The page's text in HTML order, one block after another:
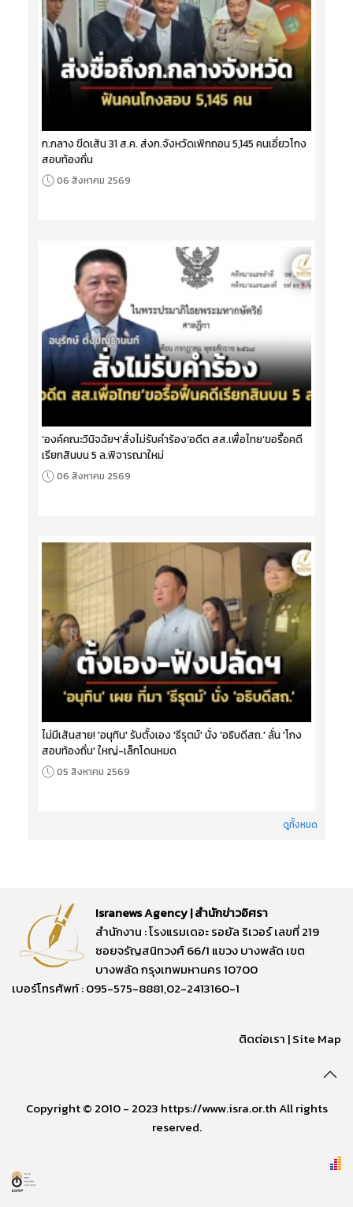
ก.กลาง ขีดเส้น 31 ส.ค. ส่งก.จังหวัดเพิกถอน 5,145 คนเอี่ยวโกง
สอบท้องถิ่น
06 สิงหาคม 2569
‘องค์คณะวินิจฉัยฯ’สั่งไม่รับคำร้อง‘อดีต สส.เพื่อไทย’ขอรื้อคดี
เรียกสินบน 5 ล.พิจารณาใหม่
06 สิงหาคม 2569
ไม่มีเส้นสาย! 'อนุทิน' รับตั้งเอง 'ธีรุตม์' นั่ง 'อธิบดีสถ.' ลั่น 'โกง
สอบท้องถิ่น' ใหญ่-เล็กโดนหมด
05 สิงหาคม 2569
ดูทั้งหมด
Isranews Agency | สำนักข่าวอิศรา
สำนักงาน : โรงแรมเดอะ รอยัล ริเวอร์ เลขที่ 219
ซอยจรัญสนิทวงศ์ 66/1 แขวง บางพลัด เขต
บางพลัด กรุงเทพมหานคร 10700
เบอร์โทรศัพท์ : 095-575-8881,02-2413160-1
ติดต่อเรา |Site Map
Copyright © 2010 - 2023 https://www.isra.or.th All rights
reserved.